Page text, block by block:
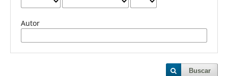
Autor
Buscar